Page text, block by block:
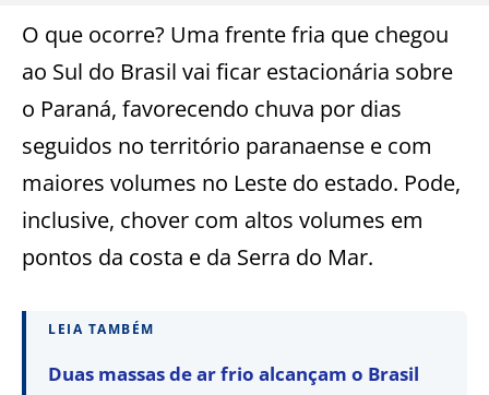
O que ocorre? Uma frente fria que chegou
ao Sul do Brasil vai ficar estacionária sobre
o Paraná, favorecendo chuva por dias
seguidos no território paranaense e com
maiores volumes no Leste do estado. Pode,
inclusive, chover com altos volumes em
pontos da costa e da Serra do Mar.
LEIA TAMBÉM
Duas massas de ar frio alcançam o Brasil